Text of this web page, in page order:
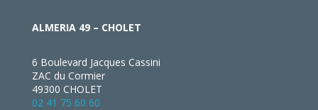
ALMERIA 49 – CHOLET
6 Boulevard Jacques Cassini
ZAC du Cormier
49300 CHOLET
02 41 75 60 60